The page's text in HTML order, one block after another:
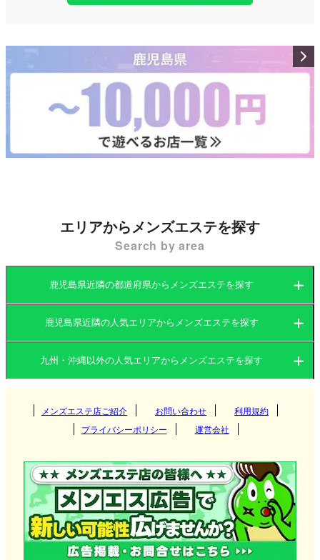
エリアからメンズエステを探す
Search by area
鹿児島県近隣の都道府県からメンズエステを探す
福岡県 大分県
長崎県 宮崎県
熊本県 鹿児島県
鹿児島県近隣の人気エリアからメンズエステを探す
博多
天神・大名
久留米
大分県
長崎
佐世保
宮崎県
宮崎 熊本県
九州・沖縄以外の人気エリアからメンズエステを探す
関東
栃木県 東京都
神奈川県 千葉県
大阪府 京都府
兵庫県 滋賀県
東海
愛知県 岐阜県
北海道・東北
メンズエステ店ご紹介 お問い合わせ
利用規約
プライバシーポリシー
運営会社